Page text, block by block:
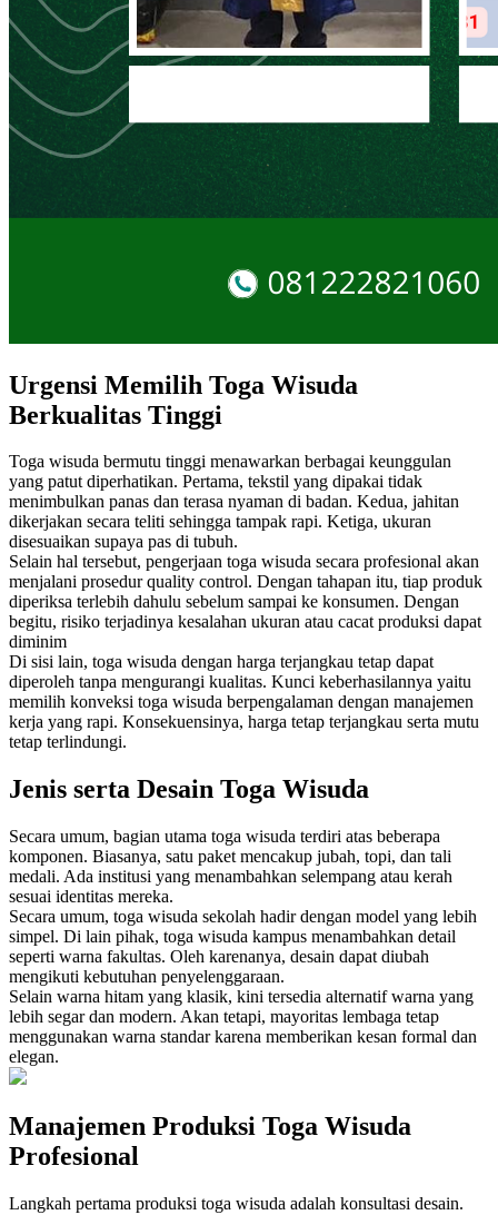
Urgensi Memilih Toga Wisuda
Berkualitas Tinggi
Toga wisuda bermutu tinggi menawarkan berbagai keunggulan
yang patut diperhatikan. Pertama, tekstil yang dipakai tidak
menimbulkan panas dan terasa nyaman di badan. Kedua, jahitan
dikerjakan secara teliti sehingga tampak rapi. Ketiga, ukuran
disesuaikan supaya pas di tubuh.
Selain hal tersebut, pengerjaan toga wisuda secara profesional akan
menjalani prosedur quality control. Dengan tahapan itu, tiap produk
diperiksa terlebih dahulu sebelum sampai ke konsumen. Dengan
begitu, risiko terjadinya kesalahan ukuran atau cacat produksi dapat
diminim
Di sisi lain, toga wisuda dengan harga terjangkau tetap dapat
diperoleh tanpa mengurangi kualitas. Kunci keberhasilannya yaitu
memilih konveksi toga wisuda berpengalaman dengan manajemen
kerja yang rapi. Konsekuensinya, harga tetap terjangkau serta mutu
tetap terlindungi.
Jenis serta Desain Toga Wisuda
Secara umum, bagian utama toga wisuda terdiri atas beberapa
komponen. Biasanya, satu paket mencakup jubah, topi, dan tali
medali. Ada institusi yang menambahkan selempang atau kerah
sesuai identitas mereka.
Secara umum, toga wisuda sekolah hadir dengan model yang lebih
simpel. Di lain pihak, toga wisuda kampus menambahkan detail
seperti warna fakultas. Oleh karenanya, desain dapat diubah
mengikuti kebutuhan penyelenggaraan.
Selain warna hitam yang klasik, kini tersedia alternatif warna yang
lebih segar dan modern. Akan tetapi, mayoritas lembaga tetap
menggunakan warna standar karena memberikan kesan formal dan
elegan.
Manajemen Produksi Toga Wisuda
Profesional
Langkah pertama produksi toga wisuda adalah konsultasi desain.